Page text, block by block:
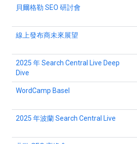
貝爾格勒 SEO 研討會
線上發布商未來展望
2025 年 Search Central Live Deep
Dive
WordCamp Basel
2025 年波蘭 Search Central Live